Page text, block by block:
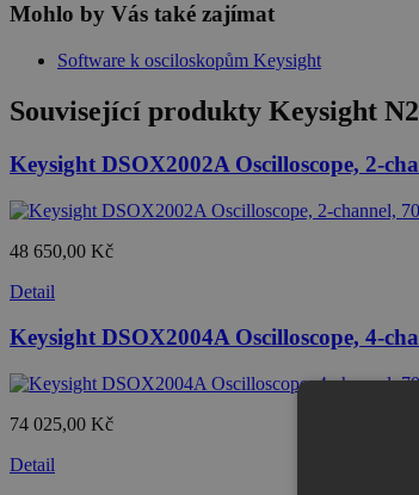
Mohlo by Vás také zajímat
Software k osciloskopům Keysight
Související produkty Keysight
Keysight DSOX2002A Oscilloscope, 2-
48 650,00 Kč
Detail
Keysight DSOX2004A Oscilloscope, 4-
74 025,00 Kč
Detail